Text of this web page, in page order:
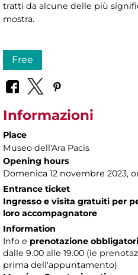
tratti da alcune delle più
mostra.
Free
Informazioni
Place
Museo dell'Ara Pacis
Opening hours
Domenica 12 novembre 2023,
Entrance ticket
Ingresso e visita gratuiti per
loro accompagnatore
Information
Info e prenotazione
dalle 9.00 alle 19.00 (le
prima dell'appuntamento)